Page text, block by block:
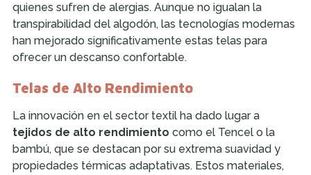
quienes sufren de alergias. Aunque no igualan la
transpirabilidad del algodón, las tecnologías modernas
han mejorado significativamente estas telas para
ofrecer un descanso confortable.
Telas de Alto Rendimiento
La innovación en el sector textil ha dado lugar a
tejidos de alto rendimiento como el Tencel o la
bambú, que se destacan por su extrema suavidad y
propiedades térmicas adaptativas. Estos materiales,